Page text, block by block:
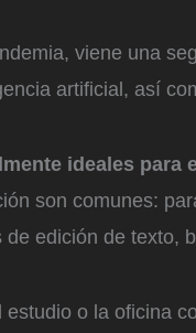
viene una
artificial, así
ideales para
son comunes:
edición de texto,
o la oficina